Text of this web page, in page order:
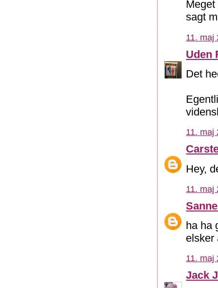
sagt
11. maj
Uden
Det
11. maj
Hey,
11. maj
ha ha
elsker
11. maj
Jack J